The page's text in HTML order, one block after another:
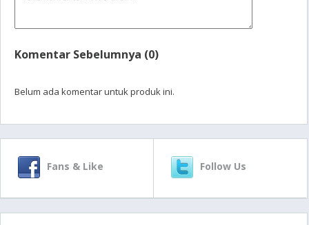
Komentar Sebelumnya (0)
Belum ada komentar untuk produk ini.
Fans & Like Follow Us